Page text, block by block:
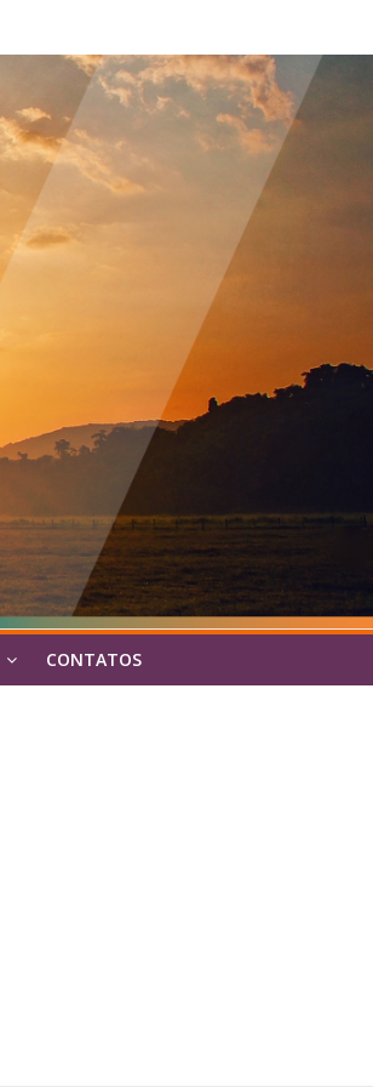
CONTATOS